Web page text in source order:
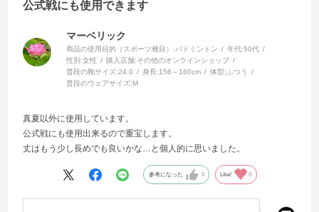
公式戦にも使用できます
マーベリック
商品の使用目的（スポーツ種目）:バドミントン 年代:50代
性別:女性 購入店舗:その他のオンラインショップ
普段の靴サイズ:24.0 身長:156～160cm 体型: ふつう
普段のウェアサイズ:M
真夏以外に使用しています。
公式戦にも使用出来るので重宝します。
丈はもう少し長めでも良いかな…と個人的に思いました。
参考になった 0 Like! 0